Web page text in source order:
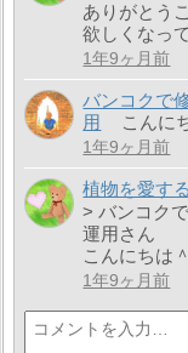
ありがとう
欲しくなっ
1年9ヶ月前
バンコクで
用
こんに
1年9ヶ月前
植物を愛す
> バンコク
運用さん
こんにちは
1年9ヶ月前